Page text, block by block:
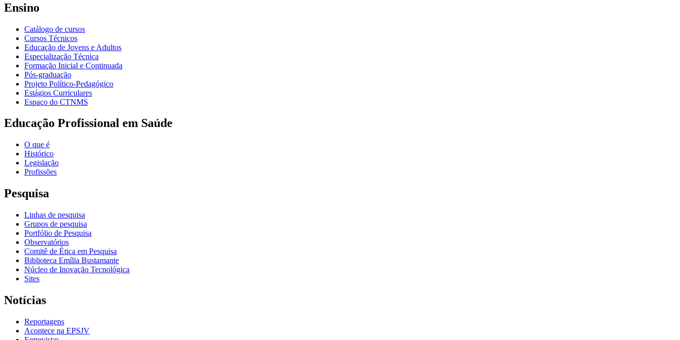
Ensino
Catálogo de cursos
Cursos Técnicos
Educação de Jovens e Adultos
Especialização Técnica
Formação Inicial e Continuada
Pós-graduação
Projeto Político-Pedagógico
Estágios Curriculares
Espaço do CTNMS
Educação Profissional em Saúde
O que é
Histórico
Legislação
Profissões
Pesquisa
Linhas de pesquisa
Grupos de pesquisa
Portfólio de Pesquisa
Observatórios
Comitê de Ética em Pesquisa
Biblioteca Emília Bustamante
Núcleo de Inovação Tecnológica
Sites
Notícias
Reportagens
Acontece na EPSJV